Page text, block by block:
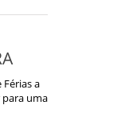
Férias a
para uma